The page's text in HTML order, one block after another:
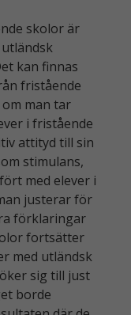
skolor är
kan finnas
fristående
man tar
i fristående
attityd till sin
stimulans,
med elever i
justerar för
förklaringar
fortsätter
med utländsk
sig till just
borde